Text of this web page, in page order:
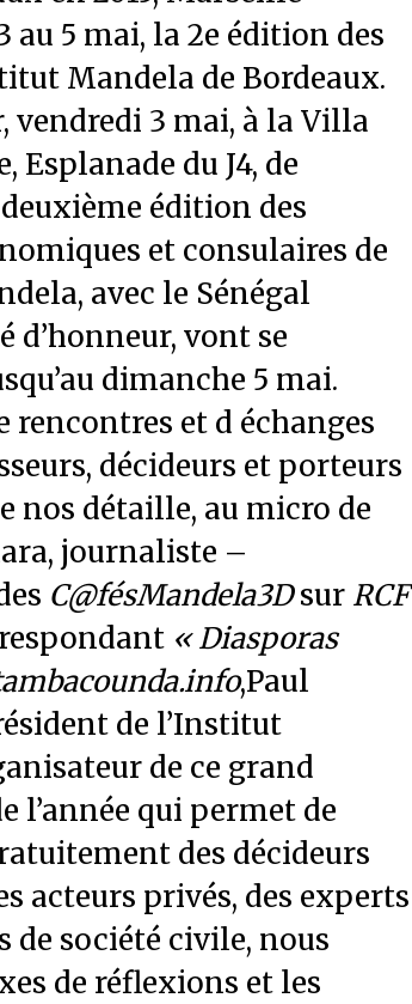
au 5 mai, la 2e édition des
Mandela de Bordeaux.
vendredi 3 mai, à la Villa
Esplanade du J4, de
édition des
et consulaires de
avec le Sénégal
d’honneur, vont se
dimanche 5 mai.
rencontres et d échanges
décideurs et porteurs
nos détaille, au micro de
journaliste –
C@fésMandela3Dsur RCF
« Diasporas
,Paul
de l’Institut
de ce grand
l’année qui permet de
des décideurs
acteurs privés, des experts
de société civile, nous
de réflexions et les